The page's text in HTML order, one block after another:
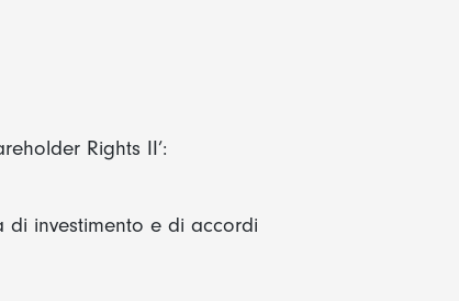
Rights II’:
di investimento e di accordi